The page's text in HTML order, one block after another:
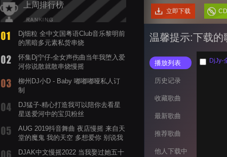
上周排行榜
Dj细粒 全中文国粤语Club音乐黎明前
的黑暗多元素私货串烧
怀集Dj宁仔-全女声伤曲当年我堕入爱
河你说散就散串烧慢摇
柳州DJ小D - Baby 嘟嘟嘟哑私人订
制
DJ猛子-精心打造我可以陪你去看星
星送爱河中的宝贝粉丝
AUG 2019抖音舞曲 夜店慢摇 来自天
堂的魔鬼 我的天空 多想爱你 别说我
DJAK中文慢摇2022 当我娶过她五十
立即下载
温馨提示:下载的
播放列表
历史记录
收藏歌曲
最新歌曲
推荐歌曲
他人下载中
DjJy-